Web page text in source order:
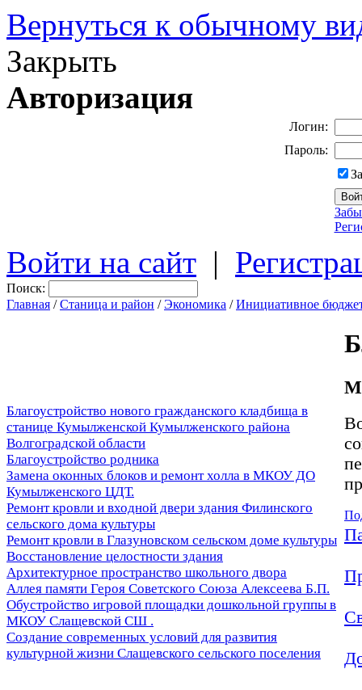
Вернуться к обычному
Закрыть
Авторизация
Логин:
Пароль:
Войти на сайт |
Поиск:
Главная /Станица и район /Экономика /Инициативное
Благоустройство нового гражданского кладбища в
станице Кумылженской Кумылженского района
Волгоградской области
Благоустройство родника
Замена оконных блоков и ремонт холла в МКОУ ДО
Кумылженского ЦДТ.
Ремонт кровли и входной двери здания Филинского
сельского дома культуры
Ремонт кровли в Глазуновском сельском доме культуры
Восстановление целостности здания
Архитектурное пространство школьного двора
Аллея памяти Героя Советского Союза Алексеева Б.П.
Обустройство игровой площадки дошкольной группы в
МКОУ Слащевской СШ .
Создание современных условий для развития
культурной жизни Слащевского сельского поселения